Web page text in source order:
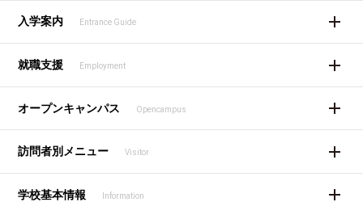
入学案内 Entrance Guide
就職支援 Employment
オープンキャンパス Opencampus
訪問者別メニュー Visitor
学校基本情報 Information